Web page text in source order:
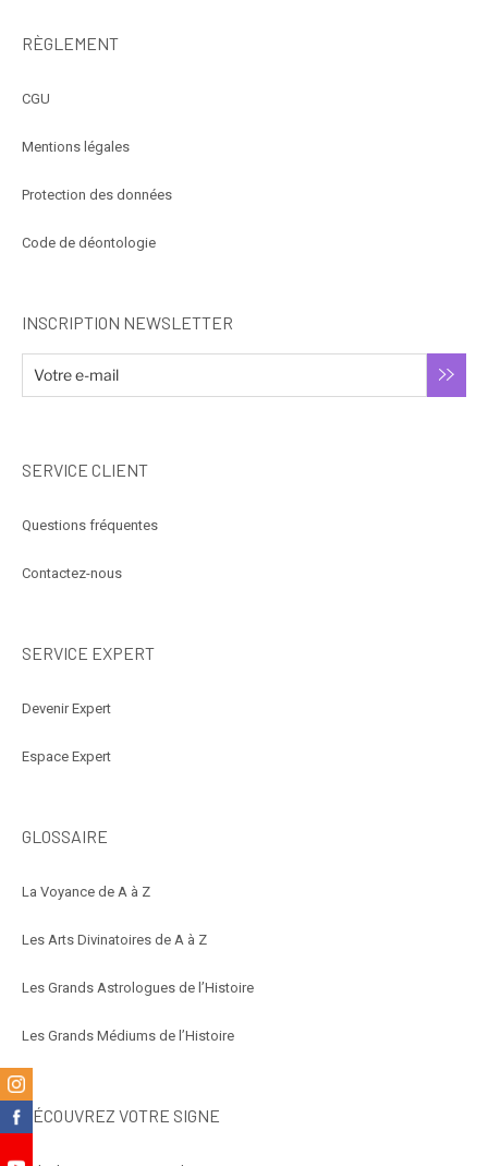
RÈGLEMENT
CGU
Mentions légales
Protection des données
Code de déontologie
INSCRIPTION NEWSLETTER
SERVICE CLIENT
Questions fréquentes
Contactez-nous
SERVICE EXPERT
Devenir Expert
Espace Expert
GLOSSAIRE
La Voyance de A à Z
Les Arts Divinatoires de A à Z
Les Grands Astrologues de l’Histoire
Les Grands Médiums de l’Histoire
DÉCOUVREZ VOTRE SIGNE